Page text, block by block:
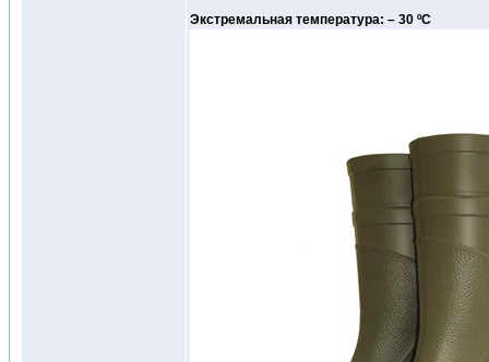
Экстремальная температура: – 30 ºС